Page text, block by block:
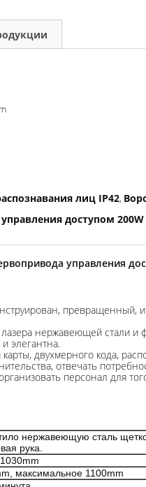
лиц IP42,
доступом 200W
управления
нержавеющей стали и
элегантна.
двухмерного кода,
отвечать
персонал для
нержавеющую сталь
рука.
максимальное 1100mm